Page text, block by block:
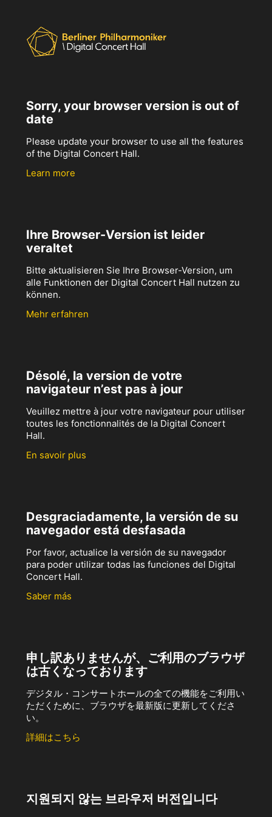
Sorry, your browser version is out of
date
Please update your browser to use all the features
of the Digital Concert Hall.
Learn more
Ihre Browser-Version ist leider
veraltet
Bitte aktualisieren Sie Ihre Browser-Version, um
alle Funktionen der Digital Concert Hall nutzen zu
können.
Mehr erfahren
Désolé, la version de votre
navigateur n’est pas à jour
Veuillez mettre à jour votre navigateur pour utiliser
toutes les fonctionnalités de la Digital Concert
Hall.
En savoir plus
Desgraciadamente, la versión de su
navegador está desfasada
Por favor, actualice la versión de su navegador
para poder utilizar todas las funciones del Digital
Concert Hall.
Saber más
申し訳ありませんが、ご利用のブラウザ
は古くなっております
デジタル・コンサートホールの全ての機能をご利用い
ただくために、ブラウザを最新版に更新してくださ
い。
詳細はこちら
지원되지 않는 브라우저 버전입니다